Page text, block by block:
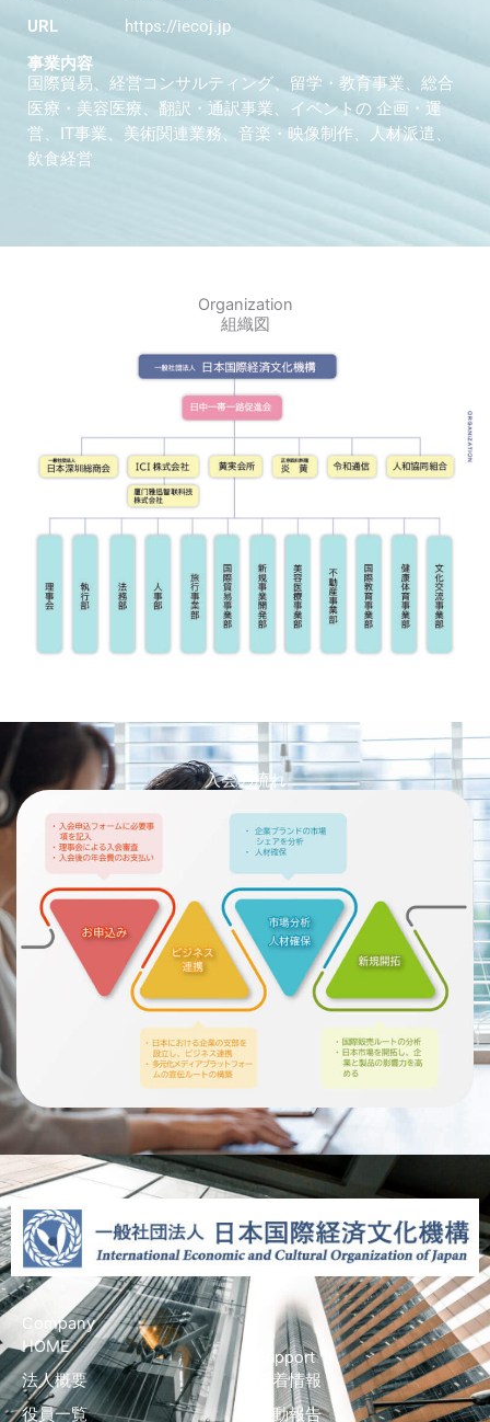
URL
https://iecoj.jp
事業内容
国際貿易、経営コンサルティング、留学・教育事業、総合
医療・美容医療、翻訳・通訳事業、イベントの 企画・運
営、IT事業、美術関連業務、音楽・映像制作、人材派遣、
飲食経営
Organization
組織図
入会の流れ
HOME
法人概要
役員一覧
Company
新着情報
活動報告
Support